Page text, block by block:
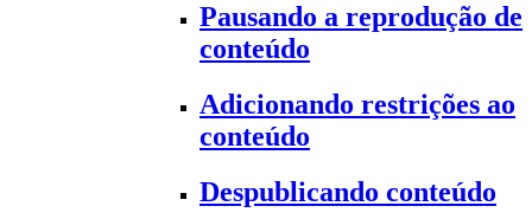
Pausando a reprodução de
conteúdo
Adicionando restrições ao
conteúdo
Despublicando conteúdo